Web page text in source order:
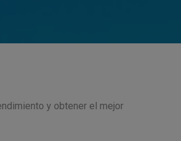
y obtener el mejor